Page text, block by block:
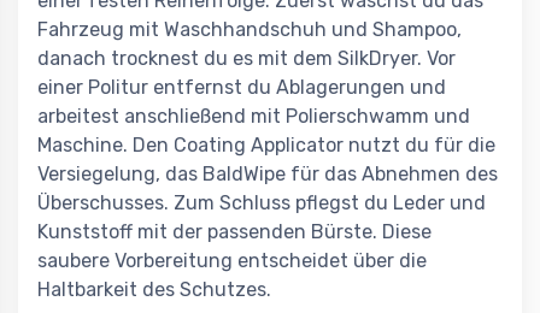
Fahrzeug mit Waschhandschuh und Shampoo,
danach trocknest du es mit dem SilkDryer. Vor
einer Politur entfernst du Ablagerungen und
arbeitest anschließend mit Polierschwamm und
Maschine. Den Coating Applicator nutzt du für die
Versiegelung, das BaldWipe für das Abnehmen des
Überschusses. Zum Schluss pflegst du Leder und
Kunststoff mit der passenden Bürste. Diese
saubere Vorbereitung entscheidet über die
Haltbarkeit des Schutzes.